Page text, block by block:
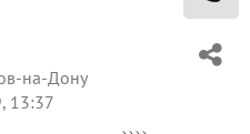
на-Дону
13:37